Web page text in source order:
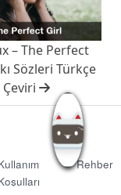
– The Perfect
Sözleri Türkçe
Çeviri
Rehber